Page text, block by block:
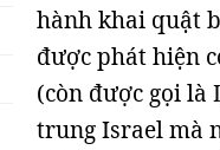
hành khai quật
được phát hiện
(còn được gọi là
trung Israel mà